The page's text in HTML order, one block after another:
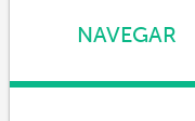
NAVEGAR